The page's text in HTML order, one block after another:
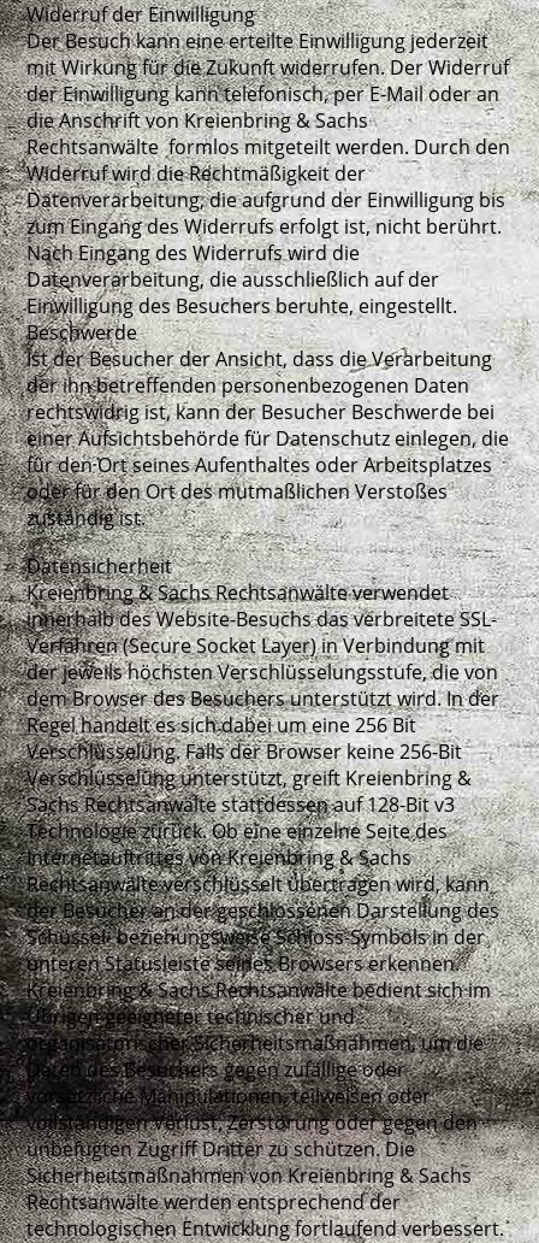
Widerruf der Einwilligung
Der Besuch kann eine erteilte Einwilligung jederzeit
mit Wirkung für die Zukunft widerrufen. Der Widerruf
der Einwilligung kann telefonisch, per E-Mail oder an
die Anschrift von Kreienbring & Sachs
Rechtsanwälte formlos mitgeteilt werden. Durch den
Widerruf wird die Rechtmäßigkeit der
Datenverarbeitung, die aufgrund der Einwilligung bis
zum Eingang des Widerrufs erfolgt ist, nicht berührt.
Nach Eingang des Widerrufs wird die
Datenverarbeitung, die ausschließlich auf der
Einwilligung des Besuchers beruhte, eingestellt.
Beschwerde
Ist der Besucher der Ansicht, dass die Verarbeitung
der ihn betreffenden personenbezogenen Daten
rechtswidrig ist, kann der Besucher Beschwerde bei
einer Aufsichtsbehörde für Datenschutz einlegen, die
für den Ort seines Aufenthaltes oder Arbeitsplatzes
oder für den Ort des mutmaßlichen Verstoßes
zuständig ist.
Datensicherheit
Kreienbring & Sachs Rechtsanwälte verwendet
innerhalb des Website-Besuchs das verbreitete SSL-
Verfahren (Secure Socket Layer) in Verbindung mit
der jeweils höchsten Verschlüsselungsstufe, die von
dem Browser des Besuchers unterstützt wird. In der
Regel handelt es sich dabei um eine 256 Bit
Verschlüsselung. Falls der Browser keine 256-Bit
Verschlüsselung unterstützt, greift Kreienbring &
Sachs Rechtsanwälte stattdessen auf 128-Bit v3
Technologie zurück. Ob eine einzelne Seite des
Internetauftrittes von Kreienbring & Sachs
Rechtsanwälte verschlüsselt übertragen wird, kann
der Besucher an der geschlossenen Darstellung des
Schüssel- beziehungsweise Schloss-Symbols in der
unteren Statusleiste seines Browsers erkennen.
Kreienbring & Sachs Rechtsanwälte bedient sich im
Übrigen geeigneter technischer und
organisatorischer Sicherheitsmaßnahmen, um die
Daten des Besuchers gegen zufällige oder
vorsätzliche Manipulationen, teilweisen oder
vollständigen Verlust, Zerstörung oder gegen den
unbefugten Zugriff Dritter zu schützen. Die
Sicherheitsmaßnahmen von Kreienbring & Sachs
Rechtsanwälte werden entsprechend der
technologischen Entwicklung fortlaufend verbessert.